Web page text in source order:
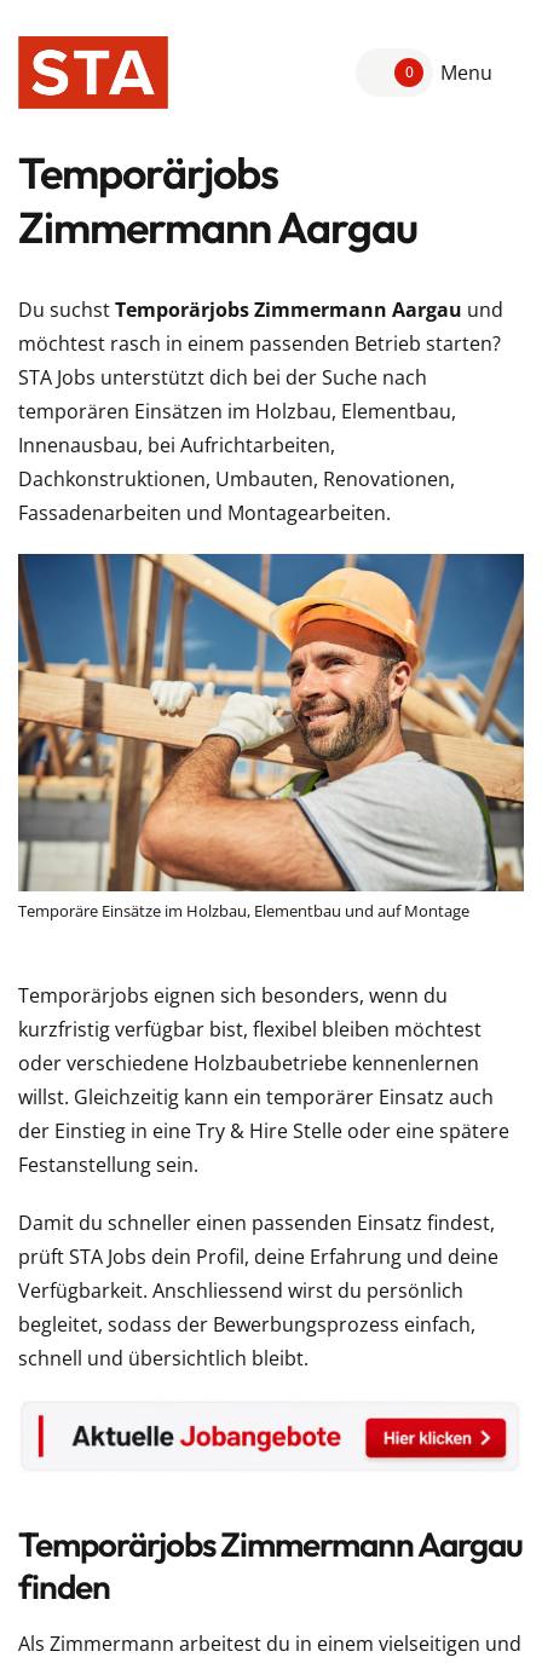
0 Menu
Temporärjobs
Zimmermann Aargau
Du suchstTemporärjobs Zimmermann Aargau und
möchtest rasch in einem passenden Betrieb starten?
STA Jobs unterstützt dich bei der Suche nach
temporären Einsätzen im Holzbau, Elementbau,
Innenausbau, bei Aufrichtarbeiten,
Dachkonstruktionen, Umbauten, Renovationen,
Fassadenarbeiten und Montagearbeiten.
Temporäre Einsätze im Holzbau, Elementbau und auf Montage
Temporärjobs eignen sich besonders, wenn du
kurzfristig verfügbar bist, flexibel bleiben möchtest
oder verschiedene Holzbaubetriebe kennenlernen
willst. Gleichzeitig kann ein temporärer Einsatz auch
der Einstieg in eine Try & Hire Stelle oder eine spätere
Festanstellung sein.
Damit du schneller einen passenden Einsatz findest,
prüft STA Jobs dein Profil, deine Erfahrung und deine
Verfügbarkeit. Anschliessend wirst du persönlich
begleitet, sodass der Bewerbungsprozess einfach,
schnell und übersichtlich bleibt.
Temporärjobs Zimmermann Aargau
finden
Als Zimmermann arbeitest du in einem vielseitigen und